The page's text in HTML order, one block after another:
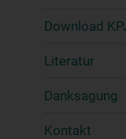
Download
Literatur
Danksagung
Kontakt